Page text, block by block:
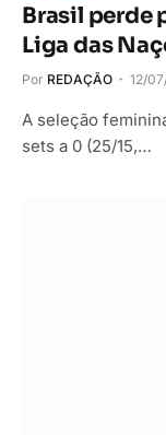
Brasil perde
Liga das
Por REDAÇÃO 12/
A seleção
sets a 0 (25/15,…